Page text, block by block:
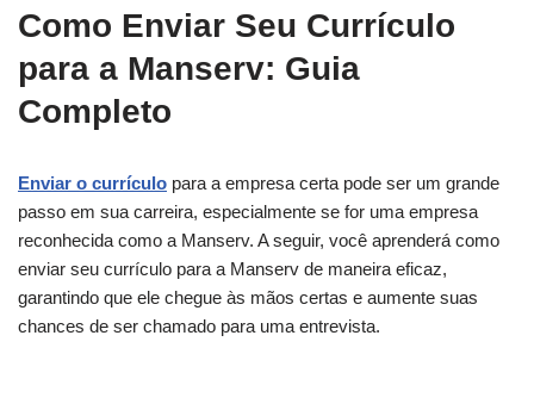
Como Enviar Seu Currículo
para a Manserv: Guia
Completo
Enviar o currículo para a empresa certa pode ser um grande
passo em sua carreira, especialmente se for uma empresa
reconhecida como a Manserv. A seguir, você aprenderá como
enviar seu currículo para a Manserv de maneira eficaz,
garantindo que ele chegue às mãos certas e aumente suas
chances de ser chamado para uma entrevista.